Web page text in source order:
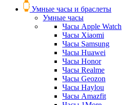
Умные часы и браслеты
Умные часы
Часы Apple Watch
Часы Xiaomi
Часы Samsung
Часы Huawei
Часы Honor
Часы Realme
Часы Geozon
Часы Haylou
Часы Amazfit